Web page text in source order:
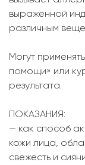
выраженной
различным
Могут
помощи» или
результата.
ПОКАЗАНИЯ:
— как способ
кожи лица,
свежесть и